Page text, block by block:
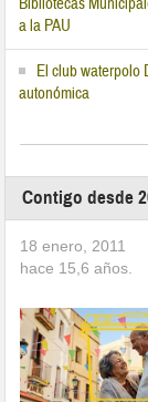
Bibliotecas
a la PAU
El club waterpolo
autonómica
Contigo desde
18 enero, 2011
hace 15,6 años.